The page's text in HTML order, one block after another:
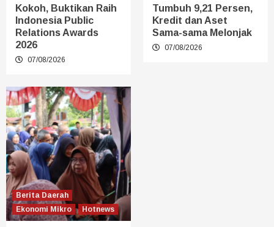
Kokoh, Buktikan Raih
Indonesia Public
Relations Awards
2026
07/08/2026
Tumbuh 9,21 Persen,
Kredit dan Aset
Sama-sama Melonjak
07/08/2026
Berita Daerah
Ekonomi Mikro
Hotnews